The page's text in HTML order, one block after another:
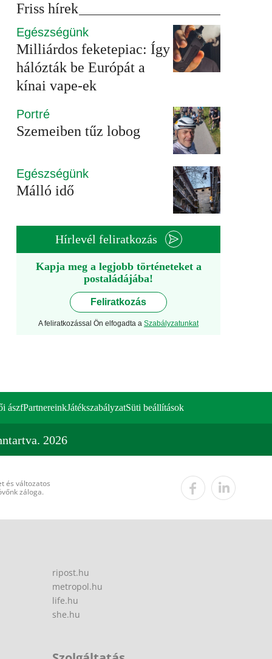
Friss hírek
Egészségünk
Milliárdos feketepiac: Így
hálózták be Európát a
kínai vape-ek
Portré
Szemeiben tűz lobog
Egészségünk
Málló idő
Hírlevél feliratkozás
Kapja meg a legjobb történeteket a
postaládájába!
Feliratkozás
A feliratkozással Ön elfogadta a Szabályzatunkat
ászfPartnereinkJátékszabályzatSüti beállítások
2026
és változatos
záloga.
ripost.hu
metropol.hu
life.hu
she.hu